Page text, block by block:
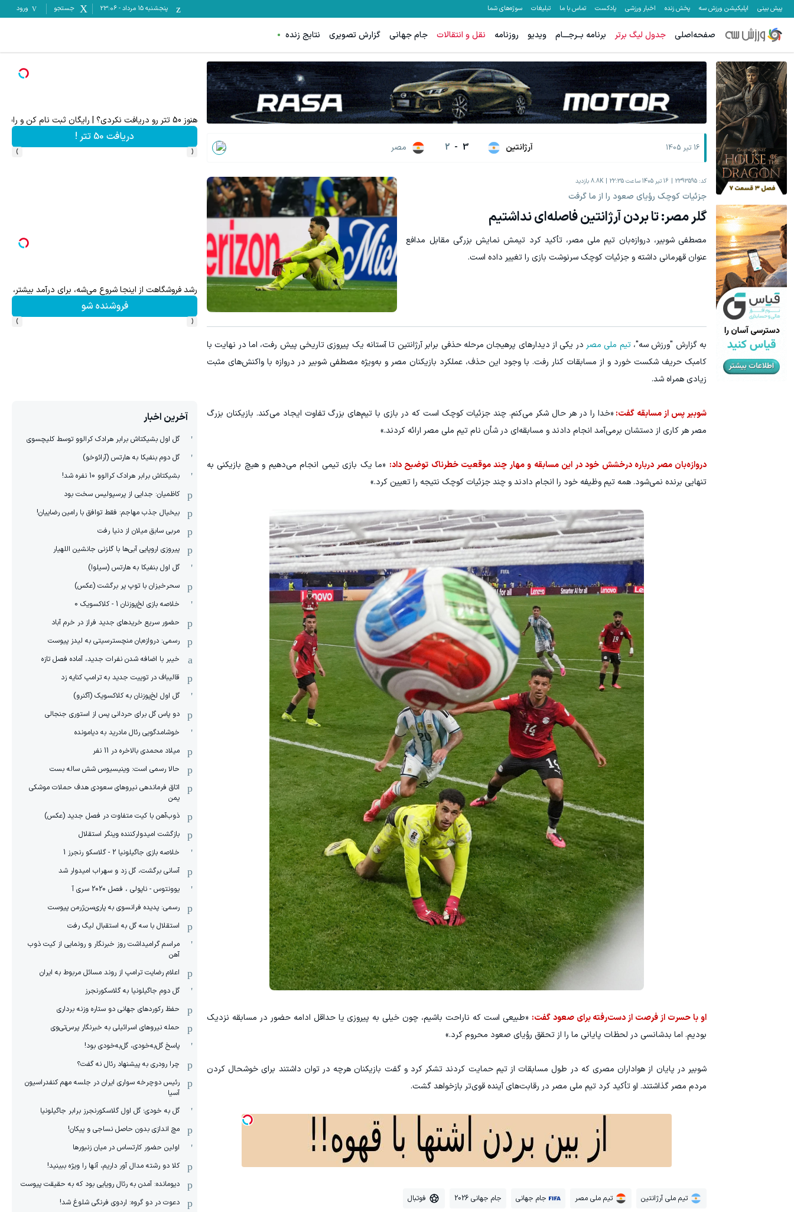
پیش بینی اپلیکیشن ورزش سه پخش زنده اخبار ورزشی پادکست تماس با ما تبلیغات سوژه‌های شما پنجشنبه ۱۵ مرداد -
23:06 جستجو ورود
صفحه‌اصلی جدول لیگ برتر برنامه بــرجـــام ویدیو روزنامه نقل و انتقالات جام جهانی گزارش تصویری نتایج زنده
16 تیر 1405 آرژانتین 3
-
2 مصر
کد: 2393595 16 تیر 1405 ساعت 22:35 8.8K بازدید
جزئیات کوچک رؤیای صعود را از ما گرفت
گلر مصر: تا بردن آرژانتین فاصله‌ای نداشتیم
مصطفی شوبیر، دروازه‌بان تیم ملی مصر، تأکید کرد تیمش نمایش بزرگی مقابل مدافع
عنوان قهرمانی داشته و جزئیات کوچک سرنوشت بازی را تغییر داده است.
به گزارش "ورزش سه"،تیم ملی مصر در یکی از دیدارهای پرهیجان مرحله حذفی برابر آرژانتین تا آستانه یک پیروزی تاریخی پیش رفت، اما در نهایت با
کامبک حریف شکست خورد و از مسابقات کنار رفت. با وجود این حذف، عملکرد بازیکنان مصر و به‌ویژه مصطفی شوبیر در دروازه با واکنش‌های مثبت
زیادی همراه شد.
شوبیر پس از مسابقه گفت: «خدا را در هر حال شکر می‌کنم. چند جزئیات کوچک است که در بازی با تیم‌های بزرگ تفاوت ایجاد می‌کند. بازیکنان بزرگ
مصر هر کاری از دستشان برمی‌آمد انجام دادند و مسابقه‌ای در شأن نام تیم ملی مصر ارائه کردند.»
دروازه‌بان مصر درباره درخشش خود در این مسابقه و مهار چند موقعیت خطرناک توضیح داد: «ما یک بازی تیمی انجام می‌دهیم و هیچ بازیکنی به
تنهایی برنده نمی‌شود. همه تیم وظیفه خود را انجام دادند و چند جزئیات کوچک نتیجه را تعیین کرد.»
او با حسرت از فرصت از دست‌رفته برای صعود گفت: «طبیعی است که ناراحت باشیم، چون خیلی به پیروزی یا حداقل ادامه حضور در مسابقه نزدیک
بودیم. اما بدشانسی در لحظات پایانی ما را از تحقق رؤیای صعود محروم کرد.»
شوبیر در پایان از هواداران مصری که در طول مسابقات از تیم حمایت کردند تشکر کرد و گفت بازیکنان هرچه در توان داشتند برای خوشحال کردن
مردم مصر گذاشتند. او تأکید کرد تیم ملی مصر در رقابت‌های آینده قوی‌تر بازخواهد گشت.
تیم ملی آرژانتین تیم ملی مصر جام جهانی جام جهانی 2026 فوتبال
هنوز 50 تتر رو دریافت نکردی؟ | رایگان ثبت نام کن و رایگان شروع کن! رشد فروشگاهت از اینجا شروع می‌شه، برای درآمد بیشتر، آماده‌ای؟ گردونه شانس ps5 جایزه میده 🔥 فرم خود را در بزرگترین جشنواره ایمپلنت تهران پر کنید ! | فقط ۲۵
رزرورایگان نوبت
‹
›
رشد فروشگاهت از اینجا شروع می‌شه، برای درآمد بیشتر، آماده‌ای؟بازدید آنلاین‌شاپت رو زیاد کن، بازدید بالاتر = درآمد بیشتربا این روش توی خونه،سفیدی و زیبایی دندوناتو برگردون(40%off)
تخفیف ویژه!
هنوز 50 تتر رو دریافت نکردی؟ | رایگان ثبت نام کن و رایگان شروع کن!
دریافت 50 تتر !
‹
›
آخرین اخبار
گل اول بشیکتاش برابر هرادک کرالوو توسط کلیچسوی
گل دوم بنفیکا به هارتس (آرائوخو)
بشیکتاش برابر هرادک کرالوو 10 نفره شد!
کاظمیان: جدایی از پرسپولیس سخت بود
بیخیال جذب مهاجم: فقط توافق با رامین رضاییان!
مربی سابق میلان از دنیا رفت
پیروزی اروپایی آبی‌ها با گلزنی جانشین اللهیار
گل اول بنفیکا به هارتس (سیلوا)
سحرخیزان با توپ پر برگشت (عکس)
خلاصه بازی لخ‌پوزنان 1 - کلاکسویک 0
حضور سریع خریدهای جدید فراز در خرم آباد
رسمی: دروازه‌بان منچسترسیتی به لیدز پیوست
خیبر با اضافه شدن نفرات جدید، آماده فصل تازه
قالیباف در توییت جدید به ترامپ کنایه زد
گل اول لخ‌پوزنان به کلاکسویک (آگنرو)
دو پاس گل برای حردانی پس از استوری جنجالی
خوشامدگویی رئال مادرید به دیامونده
میلاد محمدی بالاخره در 11 نفر
حالا رسمی است: وینیسیوس شش ساله بست
اتاق فرماندهی نیروهای سعودی هدف حملات موشکی
یمن
ذوب‌آهن با کیت متفاوت در فصل جدید (عکس)
بازگشت امیدوارکننده وینگر استقلال
خلاصه بازی جاگیلونیا 2 - گلاسکو رنجرز 1
آسانی برگشت، گل زد و سهراب امیدوار شد
یوونتوس - ناپولی ، فصل 2020 سری آ
رسمی: پدیده فرانسوی به پاری‌سن‌ژرمن پیوست
استقلال با سه گل به استقبال لیگ رفت
مراسم گرامیداشت روز خبرنگار و رونمایی از کیت ذوب
آهن
اعلام رضایت ترامپ از روند مسائل مربوط به ایران
گل دوم جاگیلونیا به گلاسکورنجرز
حفظ رکوردهای جهانی دو ستاره وزنه برداری
حمله نیروهای اسرائیلی به خبرنگار پرس‌تی‌وی
پاسخ گل‌به‌خودی، گل‌به‌خودی بود!
چرا رودری به پیشنهاد رئال نه گفت؟
رئیس دوچرخه سواری ایران در جلسه مهم کنفدراسیون
آسیا
گل به خودی؛ گل اول گلاسکورنجرز برابر جاگیلونیا
مچ اندازی بدون حاصل نساجی و پیکان!
اولین حضور کارتساس در میان زنبورها
کلا دو‌ رشته مدال آور داریم، آنها را ویژه ببینید!
دیومانده: آمدن به رئال رویایی بود که به حقیقت پیوست
دعوت در دو گروه: اردوی فرنگی شلوغ شد!